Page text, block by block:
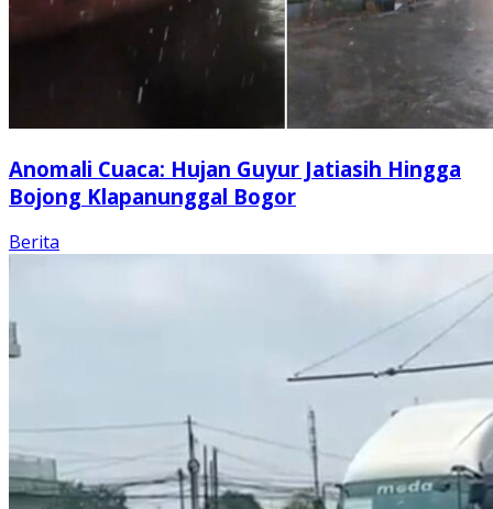
Anomali Cuaca: Hujan Guyur Jatiasih Hingga
Bojong Klapanunggal Bogor
Berita